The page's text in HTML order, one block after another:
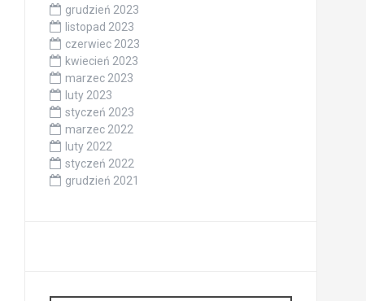
grudzień 2023
listopad 2023
czerwiec 2023
kwiecień 2023
marzec 2023
luty 2023
styczeń 2023
marzec 2022
luty 2022
styczeń 2022
grudzień 2021